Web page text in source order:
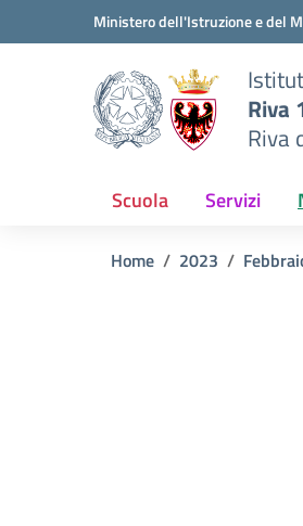
Vai ai contenuti
Vai al menu di navigazioneMinistero dell'Istruzione e del
Riva
Riva
Scuola Servizi
Home 2023